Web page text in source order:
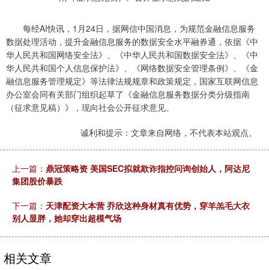
每经AI快讯，1月24日，据网信中国消息，为规范金融信息服务
数据处理活动，提升金融信息服务的数据安全水平融券通，依据《中
华人民共和国网络安全法》、《中华人民共和国数据安全法》、《中
华人民共和国个人信息保护法》、《网络数据安全管理条例》、《金
融信息服务管理规定》等法律法规规章和政策规定，国家互联网信息
办公室会同有关部门组织起草了《金融信息服务数据分类分级指南
（征求意见稿）》，现向社会公开征求意见。
诚利和提示：文章来自网络，不代表本站观点。
上一篇： 鼎冠策略资 美国SEC拟就欺诈指控问询创始人，阿达尼
集团股价暴跌
下一篇： 天津配资大本营 乔欣这种身材真有优势，穿羊羔毛大衣
别人显胖，她却穿出超模气场
相关文章